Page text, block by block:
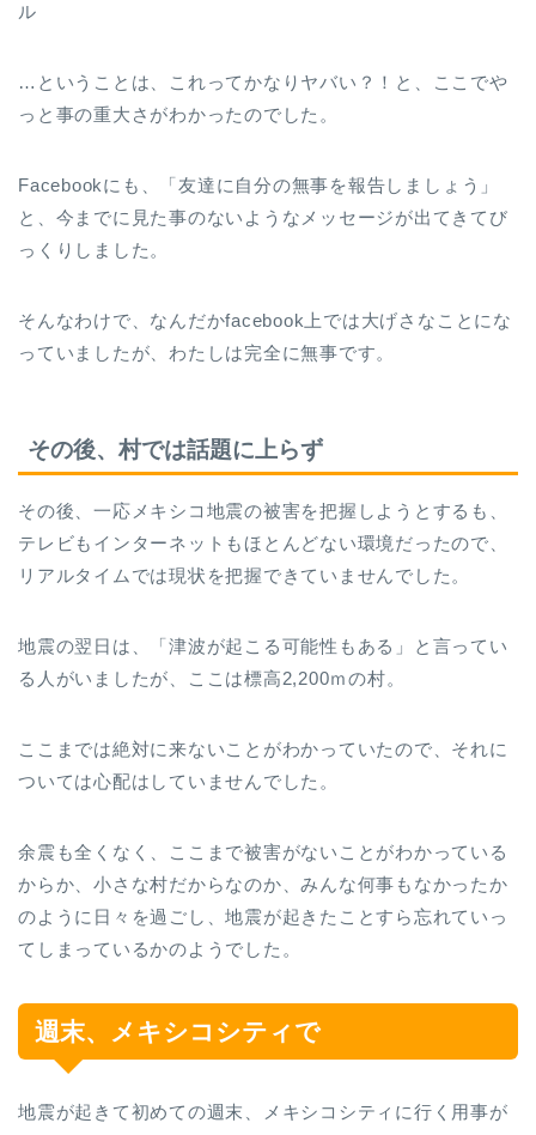
ル
…ということは、これってかなりヤバい？！と、ここでや
っと事の重大さがわかったのでした。
Facebookにも、「友達に自分の無事を報告しましょう」
と、今までに見た事のないようなメッセージが出てきてび
っくりしました。
そんなわけで、なんだかfacebook上では大げさなことにな
っていましたが、わたしは完全に無事です。
その後、村では話題に上らず
その後、一応メキシコ地震の被害を把握しようとするも、
テレビもインターネットもほとんどない環境だったので、
リアルタイムでは現状を把握できていませんでした。
地震の翌日は、「津波が起こる可能性もある」と言ってい
る人がいましたが、ここは標高2,200ｍの村。
ここまでは絶対に来ないことがわかっていたので、それに
ついては心配はしていませんでした。
余震も全くなく、ここまで被害がないことがわかっている
からか、小さな村だからなのか、みんな何事もなかったか
のように日々を過ごし、地震が起きたことすら忘れていっ
てしまっているかのようでした。
週末、メキシコシティで
地震が起きて初めての週末、メキシコシティに行く用事が